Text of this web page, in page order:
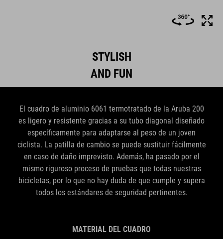
STYLISH
AND FUN
El cuadro de aluminio 6061 termotratado de la Aruba 200
es ligero y resistente gracias a su tubo diagonal diseñado
específicamente para adaptarse al peso de un joven
ciclista. La patilla de cambio se puede sustituir fácilmente
en caso de daño imprevisto. Además, ha pasado por el
mismo riguroso proceso de pruebas que todas nuestras
bicicletas, por lo que no hay duda de que cumple y supera
todos los estándares de seguridad pertinentes.
MATERIAL DEL CUADRO